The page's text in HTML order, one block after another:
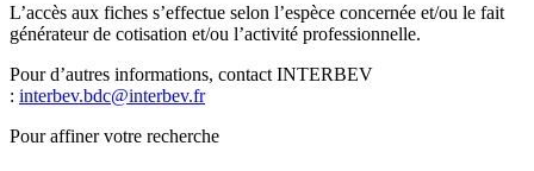
L’accès aux fiches s’effectue selon l’espèce concernée et/ou le fait
générateur de cotisation et/ou l’activité professionnelle.
Pour d’autres informations, contact INTERBEV
: interbev.bdc@interbev.fr
Pour affiner votre recherche